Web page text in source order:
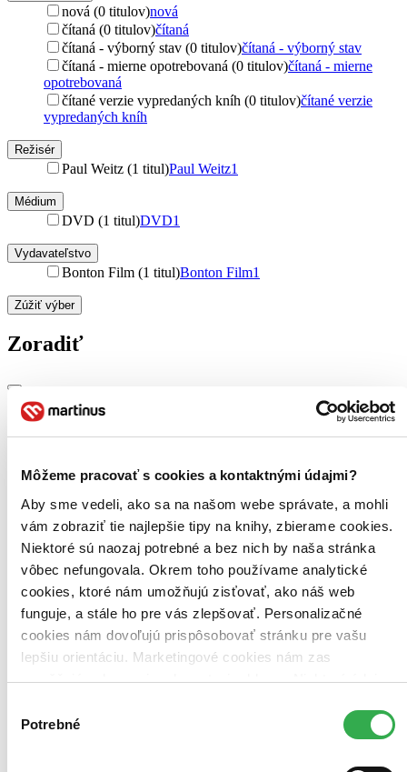
Môžeme pracovať s cookies a kontaktnými údajmi?
Aby sme vedeli, ako sa na našom webe správate, a mohli
vám zobraziť tie najlepšie tipy na knihy, zbierame cookies.
Niektoré sú naozaj potrebné a bez nich by naša stránka
vôbec nefungovala. Okrem toho používame analytické
cookies, ktoré nám umožňujú zisťovať, ako náš web
funguje, a stále ho pre vás zlepšovať. Personalizačné
cookies nám dovoľujú prispôsobovať stránku pre vašu
lepšiu orientáciu. Marketingové cookies nám zas
umožňujú zobrazenie relevantnej reklamy. Niektoré údaje
keby sme mohli používať všetky tieto cookies. Ďakujeme!
súhlasu
Potrebné
nová (0 titulov)nová
čítaná (0 titulov)čítaná
čítaná - výborný stav (0 titulov)čítaná - výborný stav
čítaná - mierne opotrebovaná (0 titulov)čítaná - mierne
opotrebovaná
čítané verzie vypredaných kníh (0 titulov)čítané verzie
vypredaných kníh
Režisér
Paul Weitz (1 titul)Paul Weitz1
Médium
DVD (1 titul)DVD1
Vydavateľstvo
Bonton Film (1 titul)Bonton Film1
Zúžiť výber
Zoradiť
Najdrahšie
Najvyššia zľava
Zrušiť filtre
Účinkuje Jessica Carlson